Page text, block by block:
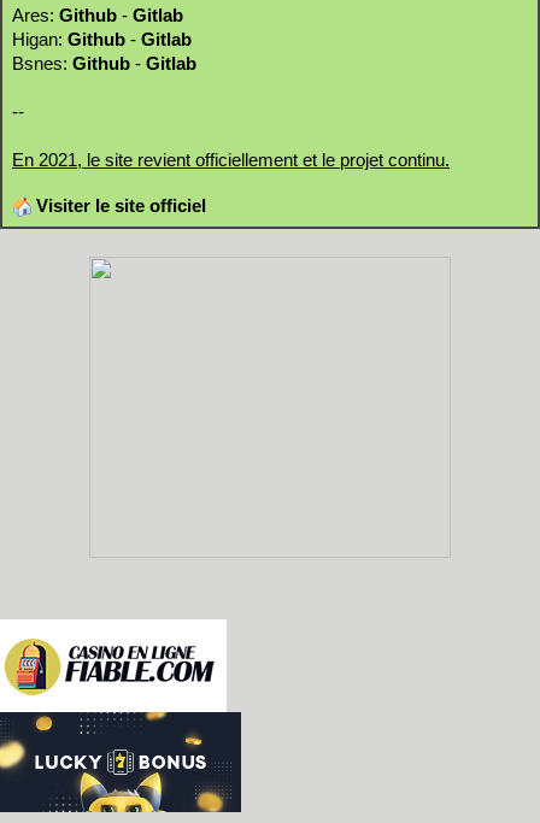
Ares: Github - Gitlab
Higan: Github - Gitlab
Bsnes: Github - Gitlab
--
En 2021, le site revient officiellement et le projet continu.
Visiter le site officiel